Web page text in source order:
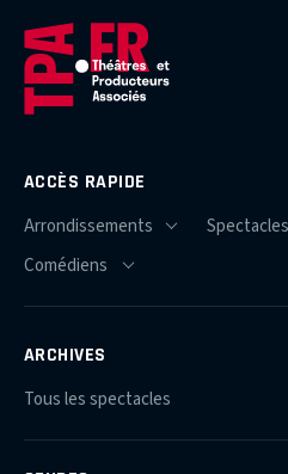
ACCÈS RAPIDE
ARCHIVES
Tous les spectacles